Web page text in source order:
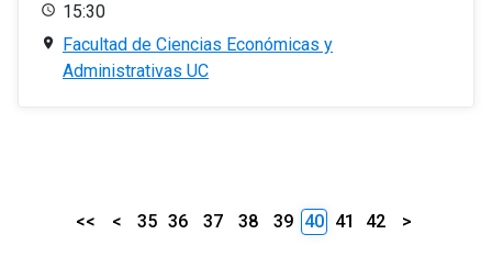
15:30
Facultad de Ciencias Económicas y
Administrativas UC
<< < 35 36 37 38 39 40 41 42 >